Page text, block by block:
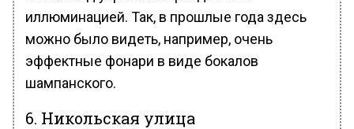
иллюминацией. Так, в прошлые года здесь
можно было видеть, например, очень
эффектные фонари в виде бокалов
шампанского.
6. Никольская улица